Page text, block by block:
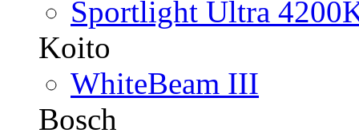
Sportlight Ultra
Koito
WhiteBeam III
Bosch